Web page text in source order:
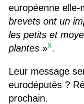
européenne
brevets ont un
les petits et
plantes »x.
Leur message
eurodéputés ?
prochain.